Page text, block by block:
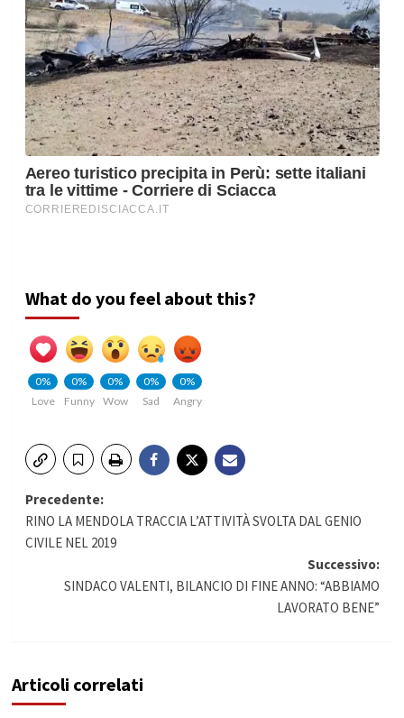
What do you feel about this?
0%
Love
0%
Funny
0%
Wow
0%
Sad
0%
Angry
Navigazione
articolo
Precedente:
RINO LA MENDOLA TRACCIA L’ATTIVITÀ SVOLTA DAL GENIO
CIVILE NEL 2019
Successivo:
SINDACO VALENTI, BILANCIO DI FINE ANNO: “ABBIAMO
LAVORATO BENE”
Articoli correlati